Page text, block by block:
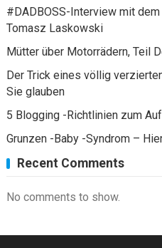
#DADBOSS-Interview mit
Tomasz Laskowski
Mütter über Motorrädern, Teil
Der Trick eines völlig
Sie glauben
5 Blogging -Richtlinien zum
Grunzen -Baby -Syndrom –
Recent Comments
No comments to show.